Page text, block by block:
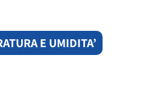
E UMIDITA’